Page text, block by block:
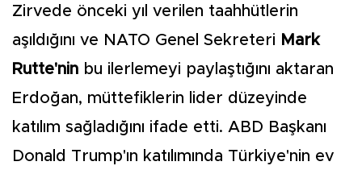
Zirvede önceki yıl verilen taahhütlerin
aşıldığını ve NATO Genel Sekreteri Mark
Rutte'nin bu ilerlemeyi paylaştığını aktaran
Erdoğan, müttefiklerin lider düzeyinde
katılım sağladığını ifade etti. ABD Başkanı
Donald Trump'ın katılımında Türkiye'nin ev